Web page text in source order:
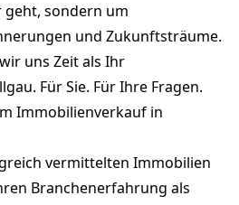
sondern um
und Zukunftsträume.
uns Zeit als Ihr
Für Sie. Für Ihre Fragen.
Immobilienverkauf in
vermittelten Immobilien
Branchenerfahrung als